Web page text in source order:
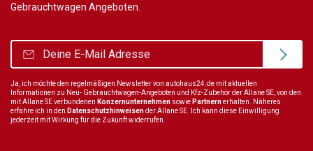
Gebrauchtwagen Angeboten.
Ja, ich möchte den regelmäßigen Newsletter von autohaus24.de mit aktuellen
Informationen zu Neu- Gebrauchtwagen-Angeboten und Kfz-Zubehör der Allane SE, von den
mit Allane SE verbundenen Konzernunternehmen sowie Partnernerhalten. Näheres
erfahre ich in den Datenschutzhinweisender Allane SE. Ich kann diese Einwilligung
jederzeit mit Wirkung für die Zukunft widerrufen.